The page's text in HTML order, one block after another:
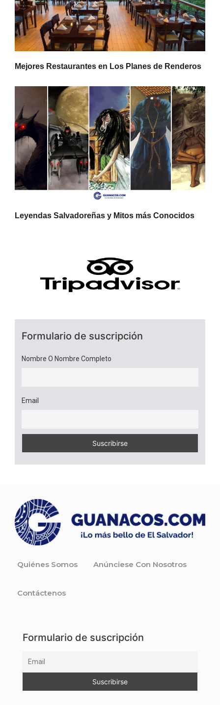
Mejores Restaurantes en Los Planes de Renderos
Leyendas Salvadoreñas y Mitos más Conocidos
Formulario de suscripción
Nombre O Nombre Completo
Email
Quiénes Somos Anúnciese Con Nosotros
Contáctenos
Formulario de suscripción